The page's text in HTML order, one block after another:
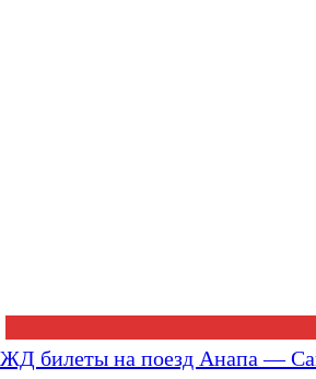
ЖД билеты на поезд Анапа —